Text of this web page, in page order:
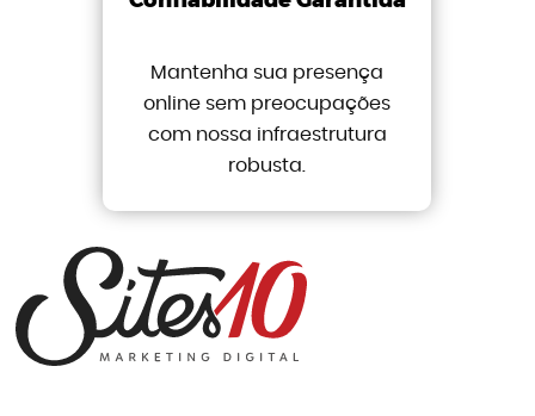
Mantenha sua presença
online sem preocupações
com nossa infraestrutura
robusta.